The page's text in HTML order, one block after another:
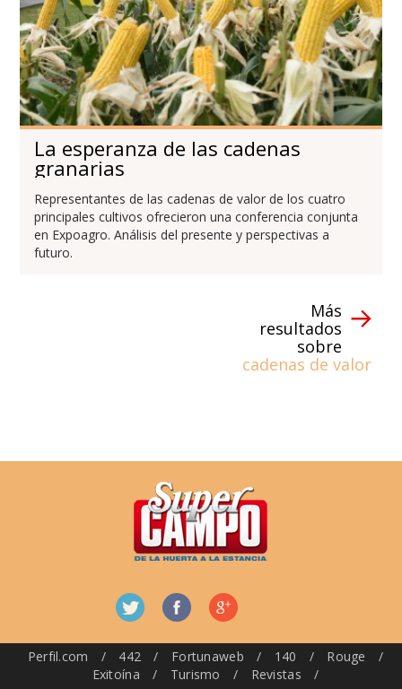
La esperanza de las cadenas
granarias
Representantes de las cadenas de valor de los cuatro
principales cultivos ofrecieron una conferencia conjunta
en Expoagro. Análisis del presente y perspectivas a
futuro.
Más
resultados
sobre
cadenas de valor
Perfil.com / 442 / Fortunaweb / 140 / Rouge
/
Exitoína
/ Turismo / Revistas
/